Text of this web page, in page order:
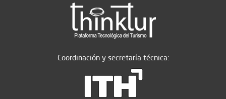
Coordinación y secretaría técnica: